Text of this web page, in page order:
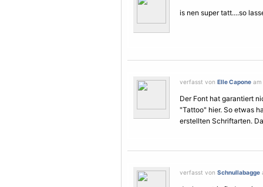
is nen super tatt....so
verfasst von Elle Capone am
Der Font hat garantiert
"Tattoo" hier. So etwas
erstellten Schriftarten.
verfasst von Schnullabagge